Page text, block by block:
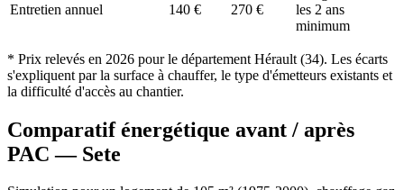
Entretien annuel 140 € 270 €
les 2 ans
minimum
* Prix relevés en 2026 pour le département Hérault (34). Les écarts
s'expliquent par la surface à chauffer, le type d'émetteurs existants et
la difficulté d'accès au chantier.
Comparatif énergétique avant / après
PAC — Sete